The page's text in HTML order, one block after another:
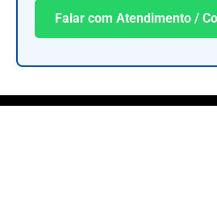
Falar com Atendimento /